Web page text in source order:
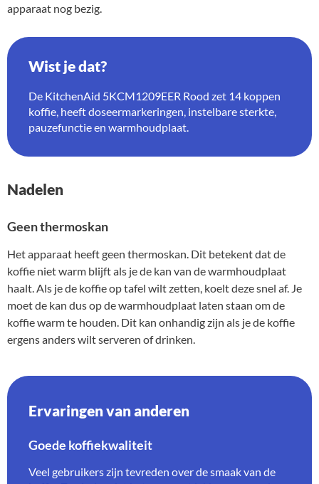
apparaat nog bezig.
Wist je dat?
De KitchenAid 5KCM1209EER Rood zet 14 koppen
koffie, heeft doseermarkeringen, instelbare sterkte,
pauzefunctie en warmhoudplaat.
Nadelen
Geen thermoskan
Het apparaat heeft geen thermoskan. Dit betekent dat de
koffie niet warm blijft als je de kan van de warmhoudplaat
haalt. Als je de koffie op tafel wilt zetten, koelt deze snel af. Je
moet de kan dus op de warmhoudplaat laten staan om de
koffie warm te houden. Dit kan onhandig zijn als je de koffie
ergens anders wilt serveren of drinken.
Ervaringen van anderen
Goede koffiekwaliteit
Veel gebruikers zijn tevreden over de smaak van de